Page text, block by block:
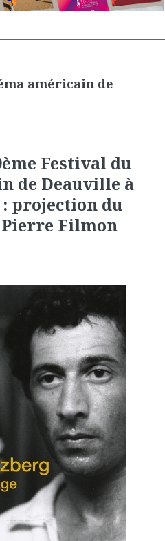
américain de
Festival du
de Deauville à
projection du
Filmon